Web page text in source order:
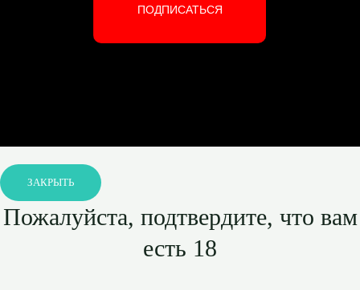
ПОДПИСАТЬСЯ
ЗАКРЫТЬ
Пожалуйста, подтвердите, что вам
есть 18